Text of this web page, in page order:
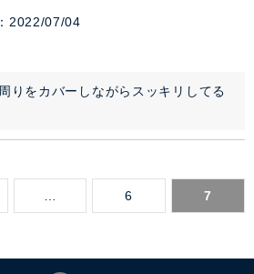
2022/07/04
りをカバーしながらスッキリしてる
6 7